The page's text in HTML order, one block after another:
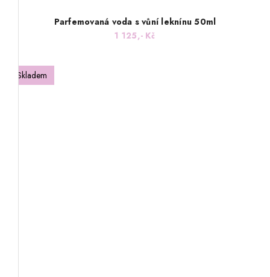
Parfemovaná voda s vůní leknínu 50ml
1 125,- Kč
Skladem